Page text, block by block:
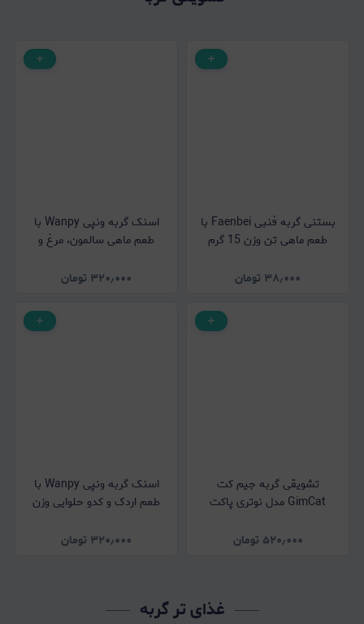
بستنی گربه فنبی Faenbei با
طعم ماهی تن وزن 15 گرم
۳۸٫۰۰۰ تومان
اسنک گربه ونپی Wanpy با
طعم ماهی سالمون، مرغ و
۳۲۰٫۰۰۰ تومان
تشویقی گربه جیم کت
GimCat مدل نوتری پاکت
طعم مرغ وزن 60 گرم
۵۲۰٫۰۰۰ تومان
اسنک گربه ونپی Wanpy با
طعم اردک و کدو حلوایی وزن
۳۲۰٫۰۰۰ تومان
غذای تر گربه